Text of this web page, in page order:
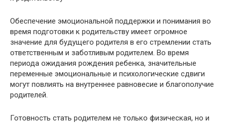
Обеспечение эмоциональной поддержки и понимания во
время подготовки к родительству имеет огромное
значение для будущего родителя в его стремлении стать
ответственным и заботливым родителем. Во время
периода ожидания рождения ребенка, значительные
переменные эмоциональные и психологические сдвиги
могут повлиять на внутреннее равновесие и благополучие
родителей.
Готовность стать родителем не только физическая, но и